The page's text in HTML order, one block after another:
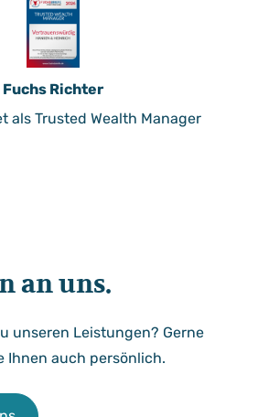
Fuchs Richter
als Trusted Wealth Manager
an uns.
unseren Leistungen? Gerne
Ihnen auch persönlich.